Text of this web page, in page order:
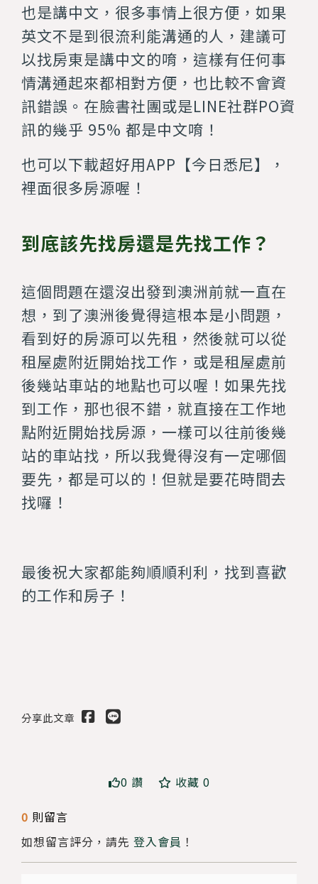
也是講中文，很多事情上很方便，如果
英文不是到很流利能溝通的人，建議可
以找房東是講中文的唷，這樣有任何事
情溝通起來都相對方便，也比較不會資
訊錯誤。在臉書社團或是LINE社群PO資
訊的幾乎 95% 都是中文唷！
也可以下載超好用APP【今日悉尼】，
裡面很多房源喔！
到底該先找房還是先找工作？
這個問題在還沒出發到澳洲前就一直在
想，到了澳洲後覺得這根本是小問題，
看到好的房源可以先租，然後就可以從
租屋處附近開始找工作，或是租屋處前
後幾站車站的地點也可以喔！如果先找
到工作，那也很不錯，就直接在工作地
點附近開始找房源，一樣可以往前後幾
站的車站找，所以我覺得沒有一定哪個
要先，都是可以的！但就是要花時間去
找囉！
最後祝大家都能夠順順利利，找到喜歡
的工作和房子！
分享此文章
0 讚 收藏 0
0 則留言
如想留言評分，請先 登入會員 ！